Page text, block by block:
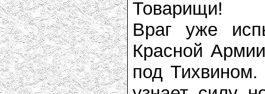
Товарищи!
Враг уже
Красной
под Тихвином.